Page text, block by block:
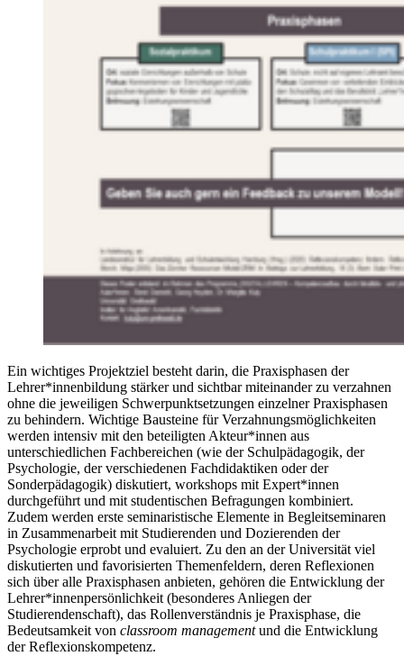
Ein wichtiges Projektziel besteht darin, die Praxisphasen der
Lehrer*innenbildung stärker und sichtbar miteinander zu verzahnen
ohne die jeweiligen Schwerpunktsetzungen einzelner Praxisphasen
zu behindern. Wichtige Bausteine für Verzahnungsmöglichkeiten
werden intensiv mit den beteiligten Akteur*innen aus
unterschiedlichen Fachbereichen (wie der Schulpädagogik, der
Psychologie, der verschiedenen Fachdidaktiken oder der
Sonderpädagogik) diskutiert, workshops mit Expert*innen
durchgeführt und mit studentischen Befragungen kombiniert.
Zudem werden erste seminaristische Elemente in Begleitseminaren
in Zusammenarbeit mit Studierenden und Dozierenden der
Psychologie erprobt und evaluiert. Zu den an der Universität viel
diskutierten und favorisierten Themenfeldern, deren Reflexionen
sich über alle Praxisphasen anbieten, gehören die Entwicklung der
Lehrer*innenpersönlichkeit (besonderes Anliegen der
Studierendenschaft), das Rollenverständnis je Praxisphase, die
Bedeutsamkeit von classroom managementund die Entwicklung
der Reflexionskompetenz.